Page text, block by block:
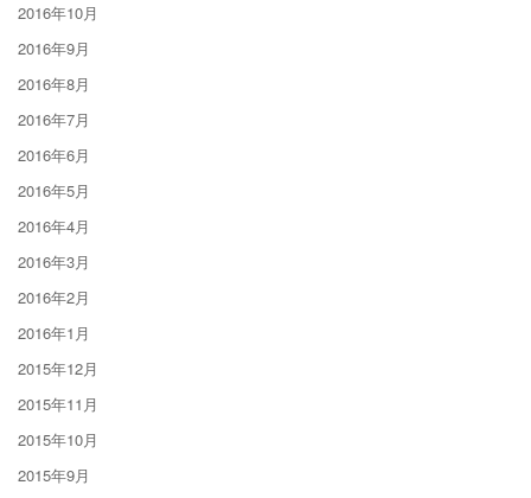
2016年10月
2016年9月
2016年8月
2016年7月
2016年6月
2016年5月
2016年4月
2016年3月
2016年2月
2016年1月
2015年12月
2015年11月
2015年10月
2015年9月